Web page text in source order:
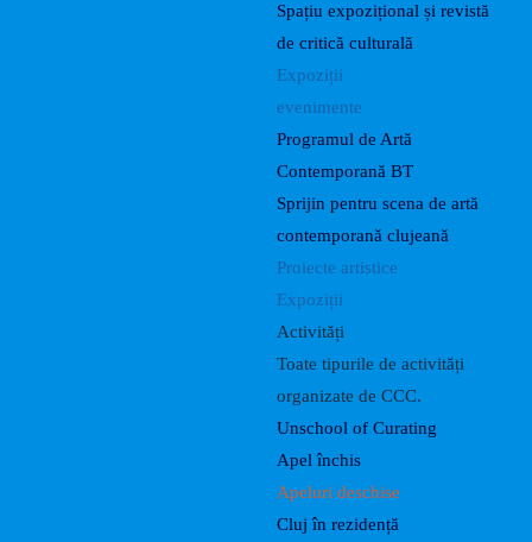
Spațiu expozițional și revistă
de critică culturală
Expoziții
evenimente
Programul de Artă
Contemporană BT
Sprijin pentru scena de artă
contemporană clujeană
Proiecte artistice
Expoziții
Activități
Toate tipurile de activități
organizate de CCC.
Unschool of Curating
Apel închis
Apeluri deschise
Cluj în rezidență